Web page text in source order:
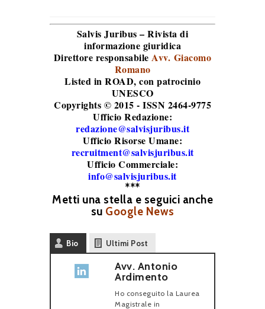
Salvis Juribus – Rivista di
informazione giuridica
Direttore responsabileAvv. Giacomo
Romano
Listed in ROAD, con patrocinio
UNESCO
Copyrights © 2015 - ISSN 2464-9775
Ufficio Redazione:
redazione@salvisjuribus.it
Ufficio Risorse Umane:
recruitment@salvisjuribus.it
Ufficio Commerciale:
info@salvisjuribus.it
***
Metti una stella e seguici anche
su Google News
Bio Ultimi Post
Avv. Antonio
Ardimento
Ho conseguito la Laurea
Magistrale in